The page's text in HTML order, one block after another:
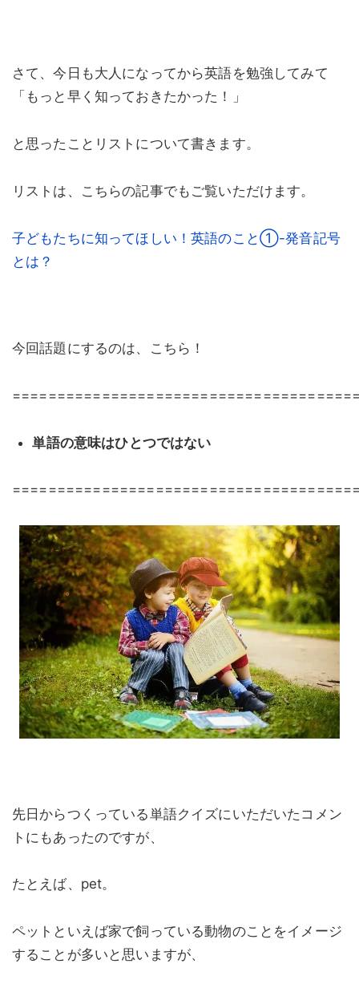
さて、今日も大人になってから英語を勉強してみて
「もっと早く知っておきたかった！」
と思ったことリストについて書きます。
リストは、こちらの記事でもご覧いただけます。
子どもたちに知ってほしい！英語のこと①-発音記号
とは？
今回話題にするのは、こちら！
単語の意味はひとつではない
先日からつくっている単語クイズにいただいたコメン
トにもあったのですが、
たとえば、pet。
ペットといえば家で飼っている動物のことをイメージ
することが多いと思いますが、